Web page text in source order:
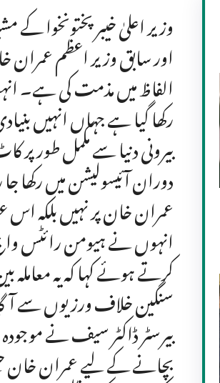
وزیر اعلیٰ خیبر پختونخوا
اور سابق وزیر اعظم عمران
رکھا گیا ہے جہاں انہیں
بیرونی دنیا سے مکمل طور
دوران آئیسولیشن میں رکھا
عمران خان پر نہیں بلکہ
انہوں نے ہیومن رائٹس
کرتے ہوئے کہا کہ یہ معاملہ
سنگین خلاف ورزیوں سے
بیرسٹر ڈاکٹر سیف نے موجودہ
بچانے کے لیے عمران خان